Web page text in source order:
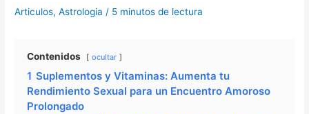
Articulos,Astrologia / 5 minutos de lectura
Contenidos ocultar
1 Suplementos y Vitaminas: Aumenta tu
Rendimiento Sexual para un Encuentro Amoroso
Prolongado